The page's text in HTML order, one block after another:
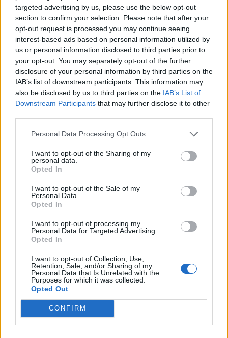
targeted advertising by us, please use the below opt-out
section to confirm your selection. Please note that after your
opt-out request is processed you may continue seeing
interest-based ads based on personal information utilized by
us or personal information disclosed to third parties prior to
your opt-out. You may separately opt-out of the further
disclosure of your personal information by third parties on the
IAB’s list of downstream participants. This information may
also be disclosed by us to third parties on the IAB’s List of
Downstream Participants that may further disclose it to other
Personal Data Processing Opt Outs
I want to opt-out of the Sharing of my
personal data.
Opted In
I want to opt-out of the Sale of my
Personal Data.
Opted In
I want to opt-out of processing my
Personal Data for Targeted Advertising.
Opted In
I want to opt-out of Collection, Use,
Retention, Sale, and/or Sharing of my
Personal Data that Is Unrelated with the
Purposes for which it was collected.
Opted Out
CONFIRM
objectifs dans son quotidien ?
Adopter une attitude bienveillante envers
soi-même
Il est essentiel de ne pas se mettre la pression pour
progresser ou atteindre un résultat. Se rappeler que
l’objectif principal est le plaisir et le bien-être permet
de profiter pleinement de chaque séance.
exemple, alterner entre une séance de marche, une
session de yoga ou une sortie en vélo, sans souci de
performance ou de temps à battre.
Créer un environnement propice à la
détente
Choisir des lieux agréables, comme des parcs, des
relaxation et le plaisir. Écouter de la musique ou
pratiquer en compagnie d’amis peut aussi renforcer
cette expérience positive.
Les limites et précautions à
considérer